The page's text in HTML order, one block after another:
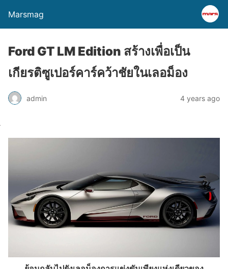
Marsmag
Ford GT LM Edition สร้างเพื่อเป็น
เกียรติซูเปอร์คาร์คว้าชัยในเลอม็อง
admin 4 years ago